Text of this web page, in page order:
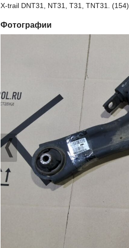
X-trail DNT31, NT31, T31, TNT31. (154)
Фотографии